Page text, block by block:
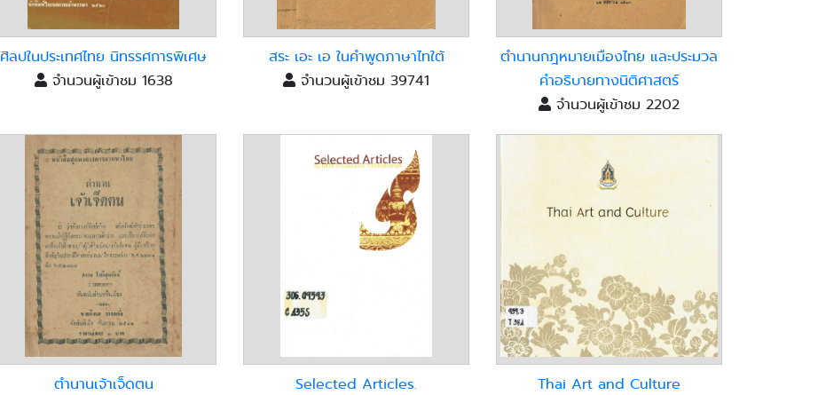
ศิลปในประเทศไทย นิทรรศการพิเศษ
จำนวนผู้เข้าชม 1638
สระ เอะ เอ ในคำพูดภาษาไทใต้
จำนวนผู้เข้าชม 39741
ตำนานกฎหมายเมืองไทย และประมวล
คำอธิบายทางนิติศาสตร์
จำนวนผู้เข้าชม 2202
ตำนานเจ้าเจ็ดตน
Selected Articles.
Thai Art and Culture